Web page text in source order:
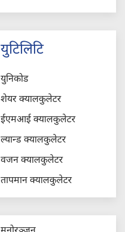
युटिलिटि
युनिकोड
शेयर क्यालकुलेटर
ईएमआई क्यालकुलेटर
ल्यान्ड क्यालकुलेटर
वजन क्यालकुलेटर
तापमान क्यालकुलेटर